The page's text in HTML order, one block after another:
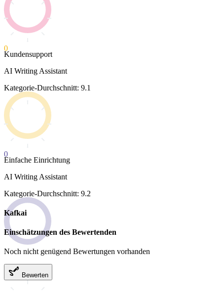
0
Kundensupport
AI Writing Assistant
Kategorie-Durchschnitt: 9.1
0
Einfache Einrichtung
AI Writing Assistant
Kategorie-Durchschnitt: 9.2
Kafkai
Einschätzungen des Bewertenden
Noch nicht genügend Bewertungen vorhanden
Bewerten